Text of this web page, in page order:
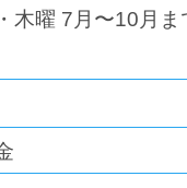
木曜 7月〜10月